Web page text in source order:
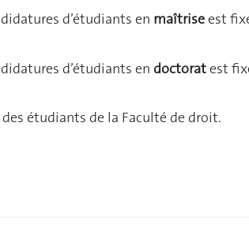
d’étudiants en maîtriseest
d’étudiants en doctoratest
étudiants de la Faculté de droit.